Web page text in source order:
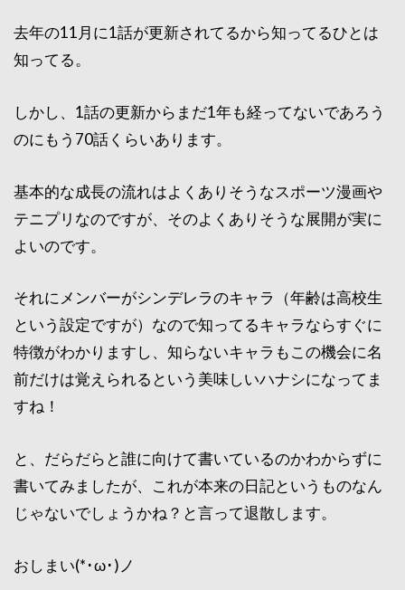
去年の11月に1話が更新されてるから知ってるひとは
知ってる。
しかし、1話の更新からまだ1年も経ってないであろう
のにもう70話くらいあります。
基本的な成長の流れはよくありそうなスポーツ漫画や
テニプリなのですが、そのよくありそうな展開が実に
よいのです。
それにメンバーがシンデレラのキャラ（年齢は高校生
という設定ですが）なので知ってるキャラならすぐに
特徴がわかりますし、知らないキャラもこの機会に名
前だけは覚えられるという美味しいハナシになってま
すね！
と、だらだらと誰に向けて書いているのかわからずに
書いてみましたが、これが本来の日記というものなん
じゃないでしょうかね？と言って退散します。
おしまい(*･ω･)ノ